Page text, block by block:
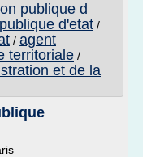
publique d
d'etat /
/ agent
territoriale /
et de la